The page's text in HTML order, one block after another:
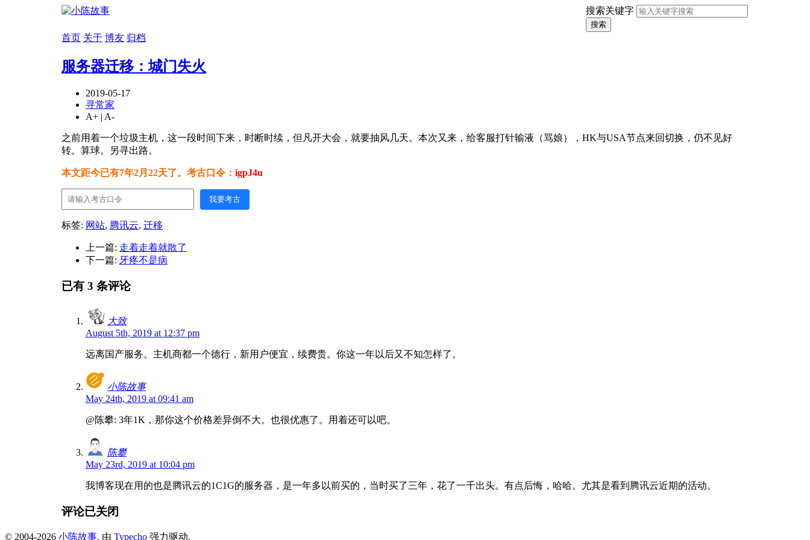
搜索关键字
搜索
首页 关于 博友 归档
服务器迁移：城门失火
2019-05-17
寻常家
A+ | A-
之前用着一个垃圾主机，这一段时间下来，时断时续，但凡开大会，就要抽风几天。本次又来，给客服打针输液（骂娘），HK与USA节点来回切换，仍不见好
转。算球。另寻出路。
本文距今已有7年2月22天了。考古口令： igpJ4u
我要考古
标签: 网站, 腾讯云, 迁移
上一篇: 走着走着就散了
下一篇: 牙疼不是病
已有 3 条评论
大致
August 5th, 2019 at 12:37 pm
远离国产服务。主机商都一个德行，新用户便宜，续费贵。你这一年以后又不知怎样了。
小陈故事
May 24th, 2019 at 09:41 am
@陈攀: 3年1K，那你这个价格差异倒不大。也很优惠了。用着还可以吧。
陈攀
May 23rd, 2019 at 10:04 pm
我博客现在用的也是腾讯云的1C1G的服务器，是一年多以前买的，当时买了三年，花了一千出头。有点后悔，哈哈。尤其是看到腾讯云近期的活动。
评论已关闭
© 2004-2026 小陈故事. 由 Typecho 强力驱动.